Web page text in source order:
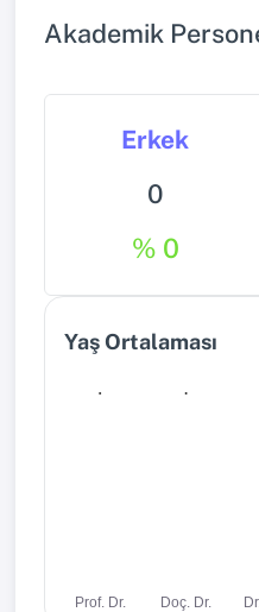
Akademik
Erkek
0
% 0
Yaş Ortalaması
Prof. Dr. Doç. Dr.